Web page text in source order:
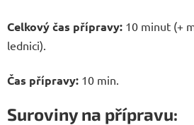
Celkový čas přípravy: 10 minut (+
lednici).
Čas přípravy: 10 min.
Suroviny na přípravu: